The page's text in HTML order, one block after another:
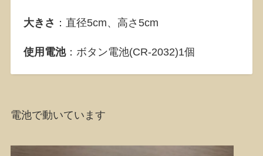
大きさ ：直径5cm、高さ5cm
使用電池：ボタン電池(CR-2032)1個
電池で動いています